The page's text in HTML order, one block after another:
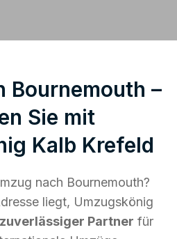
Bournemouth –
Sie mit
Kalb Krefeld
nach Bournemouth?
liegt, Umzugskönig
Partner für